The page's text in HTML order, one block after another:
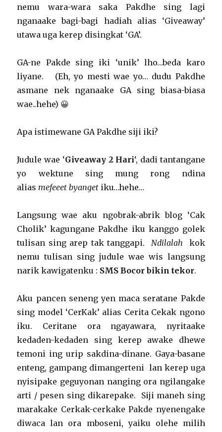
nemu wara-wara saka Pakdhe sing lagi
nganaake bagi-bagi hadiah alias ‘Giveaway’
utawa uga kerep disingkat ‘GA’.
GA-ne Pakde sing iki ‘unik’ lho…beda karo
liyane. (Eh, yo mesti wae yo… dudu Pakdhe
asmane nek nganaake GA sing biasa-biasa
wae..hehe) 😀
Apa istimewane GA Pakdhe siji iki?
Judule wae ‘Giveaway 2 Hari‘, dadi tantangane
yo wektune sing mung rong ndina
aliasmefeeet byanget iku…hehe…
Langsung wae aku ngobrak-abrik blog ‘Cak
Cholik’ kagungane Pakdhe iku kanggo golek
tulisan sing arep tak tanggapi. Ndilalah kok
nemu tulisan sing judule wae wis langsung
narik kawigatenku : SMS Bocor bikin tekor.
Aku pancen seneng yen maca seratane Pakde
sing model ‘CerKak’ alias Cerita Cekak ngono
iku. Ceritane ora ngayawara, nyritaake
kedaden-kedaden sing kerep awake dhewe
temoni ing urip sakdina-dinane. Gaya-basane
enteng, gampang dimangerteni lan kerep uga
nyisipake geguyonan nanging ora ngilangake
arti / pesen sing dikarepake. Siji maneh sing
marakake Cerkak-cerkake Pakde nyenengake
diwaca lan ora mboseni, yaiku olehe milih